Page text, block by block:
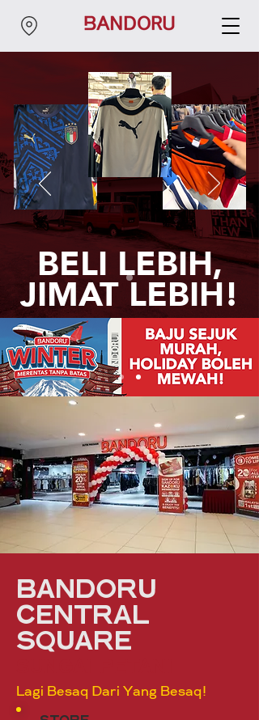
BELI LEBIH,
JIMAT LEBIH!
bandoru
Central
Square
Lagi Besaq Dari Yang Besaq!